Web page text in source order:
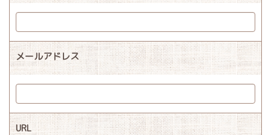
メールアドレス
URL